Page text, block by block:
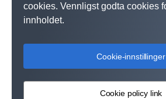
cookies. Vennligst godta cookies
innholdet.
Cookie-innstillinger
Cookie policy link